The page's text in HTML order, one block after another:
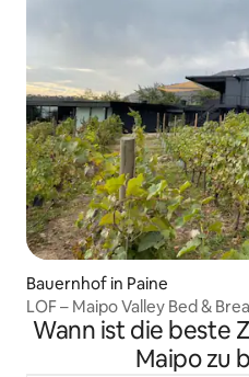
Bauernhof in Paine
LOF – Maipo Valley Bed &
Wann ist die beste
Maipo zu